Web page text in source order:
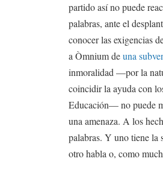
partido así no puede
palabras, ante el
conocer las exigencias
a Òmnium deuna
inmoralidad —por la
coincidir la ayuda con
Educación— no puede
una amenaza. A los
palabras. Y uno tiene la
otro habla o, como